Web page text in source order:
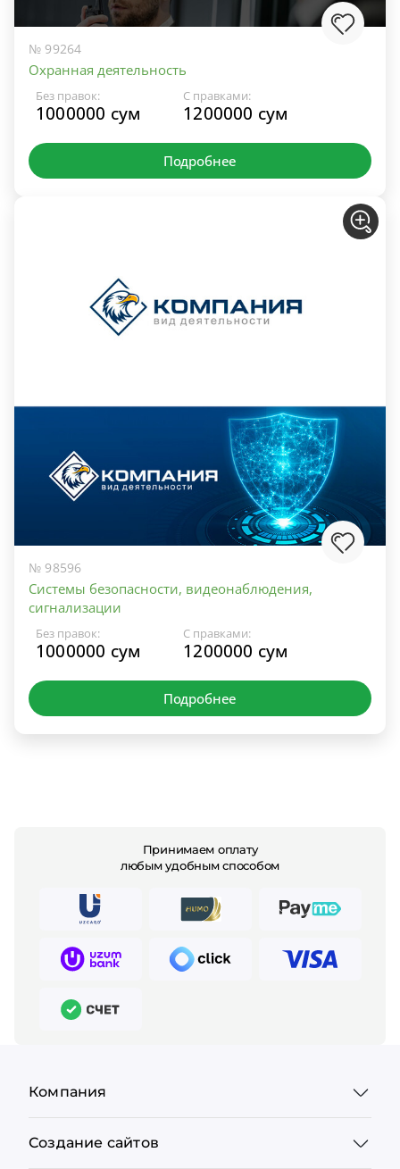
№ 99264
Охранная деятельность
Без правок:
1000000 сум
С правками:
1200000 сум
Подробнее
№ 98596
Системы безопасности, видеонаблюдения,
сигнализации
Без правок:
1000000 сум
С правками:
1200000 сум
Подробнее
Принимаем оплату
любым удобным способом
Компания
Создание сайтов